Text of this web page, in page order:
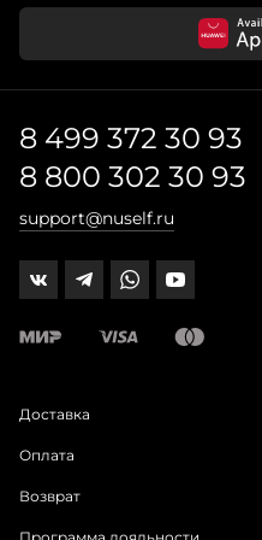
8 499 372 30 93
8 800 302 30 93
support@nuself.ru
Доставка
Оплата
Возврат